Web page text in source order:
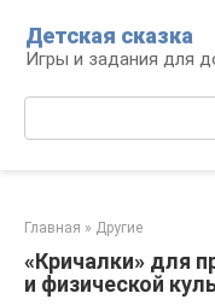
контенту
Детская сказка
Игры и задания для
Главная » Другие
«Кричалки» для
и физической